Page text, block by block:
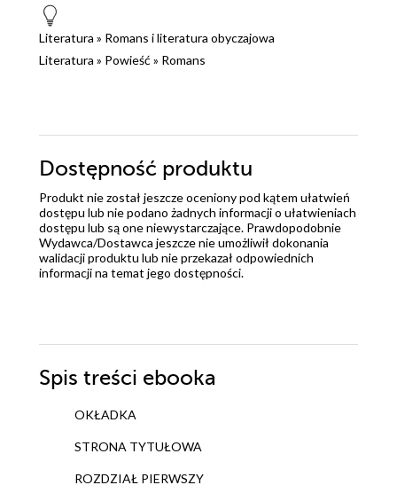
Literatura » Romans i literatura obyczajowa
Literatura » Powieść » Romans
Dostępność produktu
Produkt nie został jeszcze oceniony pod kątem ułatwień
dostępu lub nie podano żadnych informacji o ułatwieniach
dostępu lub są one niewystarczające. Prawdopodobnie
Wydawca/Dostawca jeszcze nie umożliwił dokonania
walidacji produktu lub nie przekazał odpowiednich
informacji na temat jego dostępności.
Spis treści ebooka
OKŁADKA
STRONA TYTUŁOWA
ROZDZIAŁ PIERWSZY